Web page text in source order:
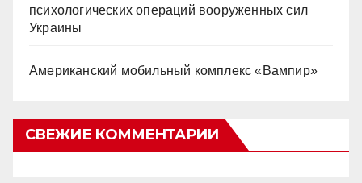
психологических операций вооруженных сил
Украины
Американский мобильный комплекс «Вампир»
СВЕЖИЕ КОММЕНТАРИИ